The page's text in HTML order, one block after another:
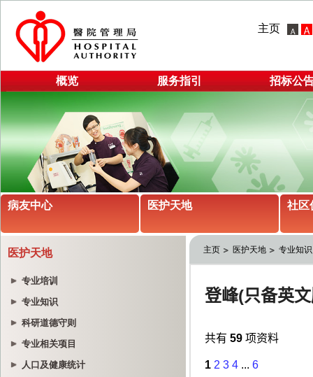
主页
概览 服务指引 招标公
病友中心 医护天地 社区
医护天地
专业培训
专业知识
科研道德守则
专业相关项目
人口及健康统计
主页 医护天地 专业知识